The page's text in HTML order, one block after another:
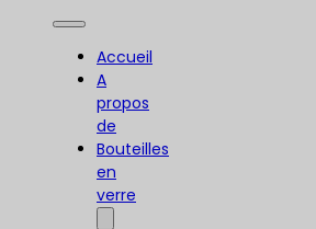
Accueil
A
propos
de
Bouteilles
en
verre